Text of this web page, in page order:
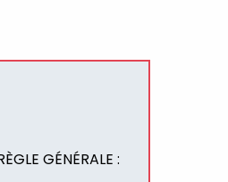
GÉNÉRALE :